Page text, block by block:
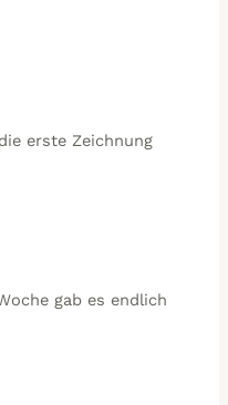
erste Zeichnung
gab es endlich